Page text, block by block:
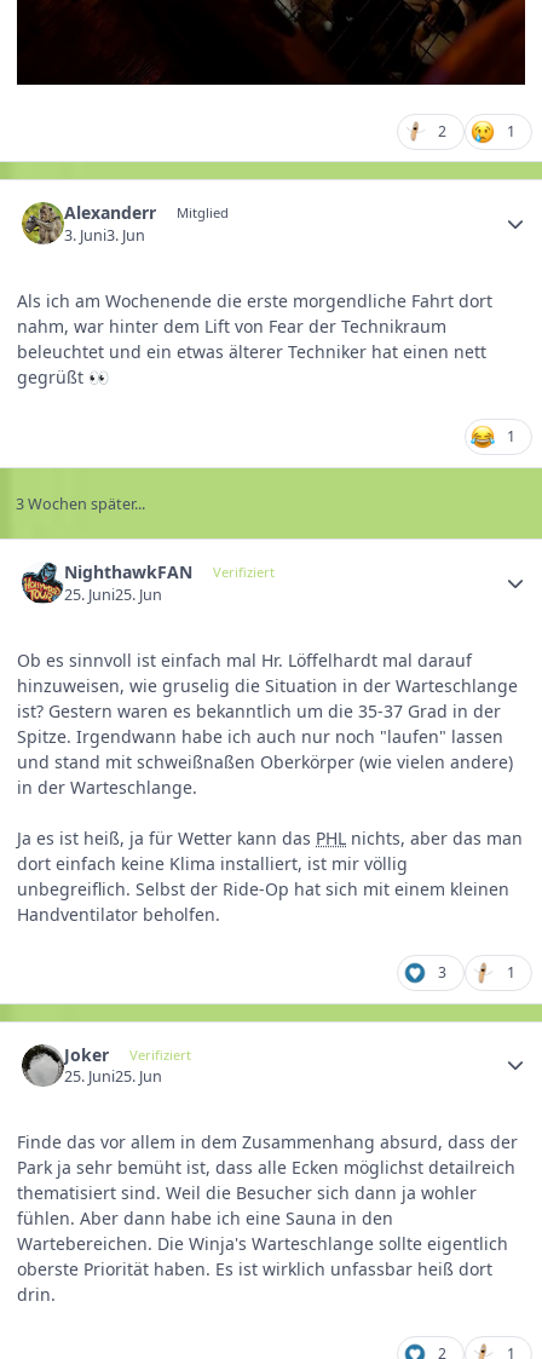
2 1
Alexanderr Mitglied
3. Juni3. Jun
Als ich am Wochenende die erste morgendliche Fahrt dort
nahm, war hinter dem Lift von Fear der Technikraum
beleuchtet und ein etwas älterer Techniker hat einen nett
gegrüßt 👀
1
3 Wochen später...
NighthawkFAN Verifiziert
25. Juni25. Jun
Ob es sinnvoll ist einfach mal Hr. Löffelhardt mal darauf
hinzuweisen, wie gruselig die Situation in der Warteschlange
ist? Gestern waren es bekanntlich um die 35-37 Grad in der
Spitze. Irgendwann habe ich auch nur noch "laufen" lassen
und stand mit schweißnaßen Oberkörper (wie vielen andere)
in der Warteschlange.
Ja es ist heiß, ja für Wetter kann das PHL nichts, aber das man
dort einfach keine Klima installiert, ist mir völlig
unbegreiflich. Selbst der Ride-Op hat sich mit einem kleinen
Handventilator beholfen.
3 1
Joker Verifiziert
25. Juni25. Jun
Finde das vor allem in dem Zusammenhang absurd, dass der
Park ja sehr bemüht ist, dass alle Ecken möglichst detailreich
thematisiert sind. Weil die Besucher sich dann ja wohler
fühlen. Aber dann habe ich eine Sauna in den
Wartebereichen. Die Winja's Warteschlange sollte eigentlich
oberste Priorität haben. Es ist wirklich unfassbar heiß dort
drin.
2 1